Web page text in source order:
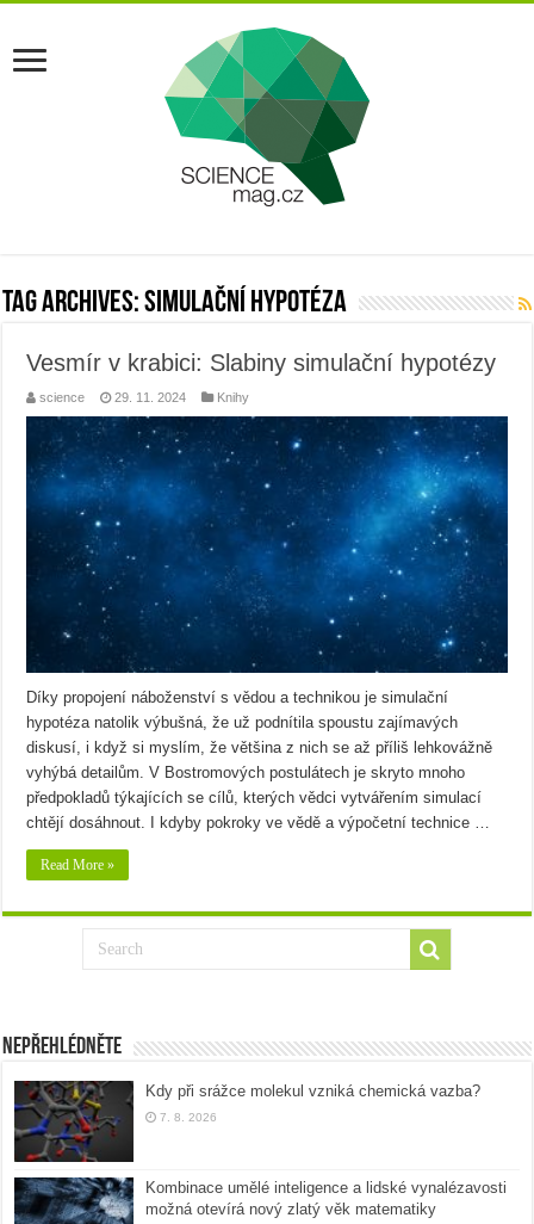
Tag Archives:simulační hypotéza
Vesmír v krabici: Slabiny simulační hypotézy
science 29. 11. 2024 Knihy
Díky propojení náboženství s vědou a technikou je si­mulační
hypotéza natolik výbušná, že už podnítila spoustu zajímavých
diskusí, i když si myslím, že většina z nich se až příliš lehkovážně
vyhýbá detailům. V Bostromových postulátech je skryto mnoho
předpokladů týkajících se cílů, kterých vědci vytvářením simulací
chtějí dosáhnout. I kdyby pokroky ve vědě a výpočetní technice …
Read More »
Nepřehlédněte
Kdy při srážce molekul vzniká chemická vazba?
7. 8. 2026
Kombinace umělé inteligence a lidské vynalézavosti
možná otevírá nový zlatý věk matematiky